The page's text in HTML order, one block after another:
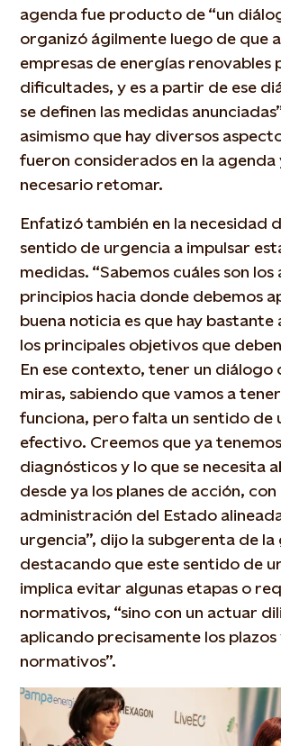
agenda fue producto de “un
organizó ágilmente luego de que
empresas de energías renovables
dificultades, y es a partir de ese
se definen las medidas
asimismo que hay diversos
fueron considerados en la agenda
necesario retomar.
Enfatizó también en la necesidad
sentido de urgencia a impulsar
medidas. “Sabemos cuáles son
principios hacia donde debemos
buena noticia es que hay bastante
los principales objetivos que
En ese contexto, tener un diálogo
miras, sabiendo que vamos a
funciona, pero falta un sentido de
efectivo. Creemos que ya
diagnósticos y lo que se necesita
desde ya los planes de acción, con
administración del Estado
urgencia”, dijo la subgerenta de
destacando que este sentido de
implica evitar algunas etapas o
normativos, “sino con un actuar
aplicando precisamente los
normativos”.